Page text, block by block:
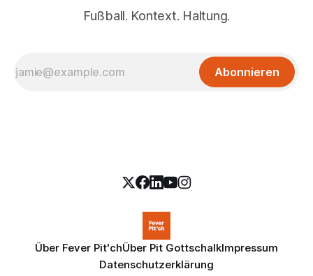
Fußball. Kontext. Haltung.
Abonnieren
Über Fever Pit'chÜber Pit GottschalkImpressum
Datenschutzerklärung